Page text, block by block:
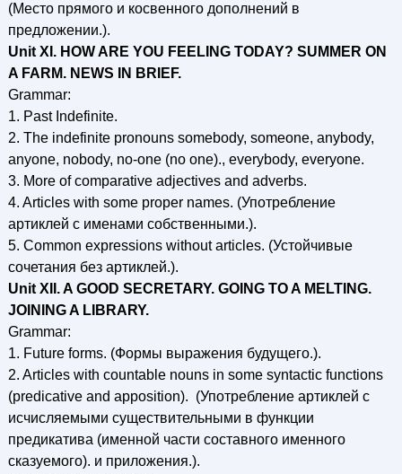
(Место прямого и косвенного дополнений в
предложении.).
Unit XI. HOW ARE YOU FEELING TODAY? SUMMER ON
A FARM. NEWS IN BRIEF.
Grammar:
1. Past Indefinite.
2. The indefinite pronouns somebody, someone, anybody,
anyone, nobody, no-one (no one)., everybody, everyone.
3. More of comparative adjectives and adverbs.
4. Articles with some proper names. (Употребление
артиклей с именами собственными.).
5. Common expressions without articles. (Устойчивые
сочетания без артиклей.).
Unit XII. A GOOD SECRETARY. GOING TO A MELTING.
JOINING A LIBRARY.
Grammar:
1. Future forms. (Формы выражения будущего.).
2. Articles with countable nouns in some syntactic functions
(predicative and apposition). (Употребление артиклей с
исчисляемыми существительными в функции
предикатива (именной части составного именного
сказуемого). и приложения.).